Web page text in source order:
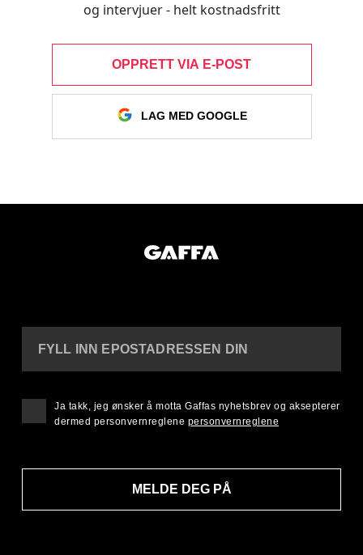
og intervjuer - helt kostnadsfritt
OPPRETT VIA E-POST
LAG MED GOOGLE
FYLL INN EPOSTADRESSEN DIN
MELDE DEG PÅ
Ja takk, jeg ønsker å motta Gaffas nyhetsbrev og aksepterer
dermed personvernreglene personvernreglene